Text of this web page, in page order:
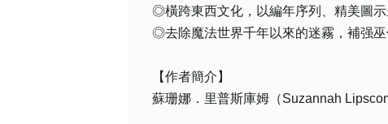
◎橫跨東西文化，以編年序列、精美圖示
◎去除魔法世界千年以來的迷霧，補强巫
【作者簡介】
蘇珊娜．里普斯庫姆（Suzannah